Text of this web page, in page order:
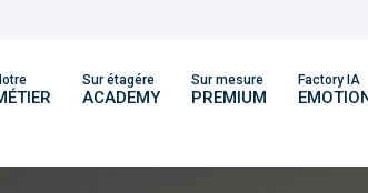
Sur étagére
ACADEMY
Sur mesure
PREMIUM
Factory IA